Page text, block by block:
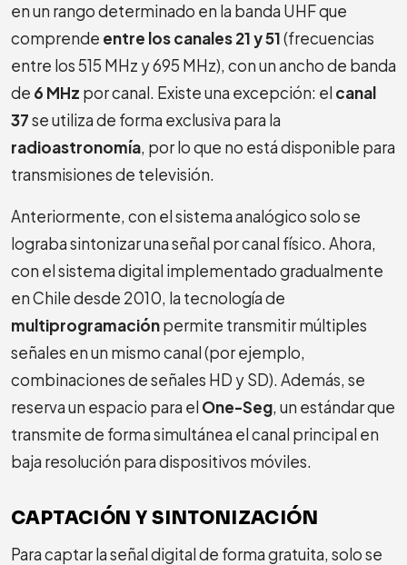
en un rango determinado en la banda UHF que
comprende entre los canales 21 y 51(frecuencias
entre los 515 MHz y 695 MHz), con un ancho de banda
de 6 MHz por canal. Existe una excepción: el canal
37se utiliza de forma exclusiva para la
radioastronomía, por lo que no está disponible para
transmisiones de televisión.
Anteriormente, con el sistema analógico solo se
lograba sintonizar una señal por canal físico. Ahora,
con el sistema digital implementado gradualmente
en Chile desde 2010, la tecnología de
multiprogramaciónpermite transmitir múltiples
señales en un mismo canal (por ejemplo,
combinaciones de señales HD y SD). Además, se
reserva un espacio para el One-Seg, un estándar que
transmite de forma simultánea el canal principal en
baja resolución para dispositivos móviles.
CAPTACIÓN Y SINTONIZACIÓN
Para captar la señal digital de forma gratuita, solo se